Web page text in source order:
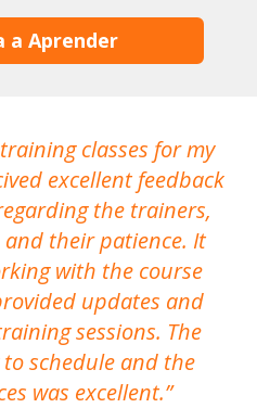
a Aprender
classes for my
excellent feedback
the trainers,
their patience. It
with the course
updates and
sessions. The
to schedule and the
was excellent.